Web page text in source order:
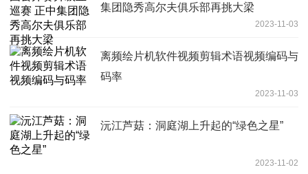
集团隐秀高尔夫俱乐部再挑大梁
2023-11-03
离频绘片机软件视频剪辑术语视频编码与
码率
2023-11-03
沅江芦菇：洞庭湖上升起的“绿色之星”
2023-11-02